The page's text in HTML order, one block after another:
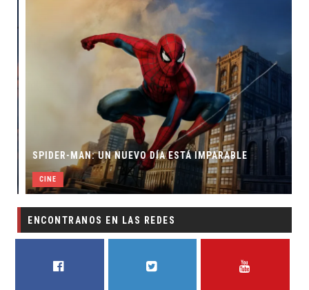
SPIDER-MAN: UN NUEVO DÍA ESTÁ IMPARABLE
CINE
ENCONTRANOS EN LAS REDES